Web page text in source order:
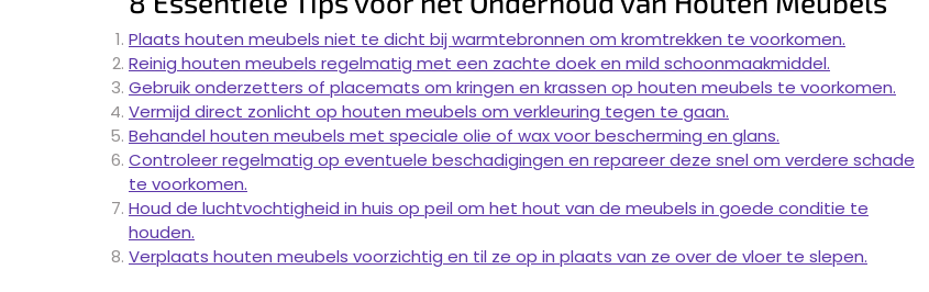
Plaats houten meubels niet te dicht bij warmtebronnen om kromtrekken te voorkomen.
Reinig houten meubels regelmatig met een zachte doek en mild schoonmaakmiddel.
Gebruik onderzetters of placemats om kringen en krassen op houten meubels te voorkomen.
Vermijd direct zonlicht op houten meubels om verkleuring tegen te gaan.
Behandel houten meubels met speciale olie of wax voor bescherming en glans.
Controleer regelmatig op eventuele beschadigingen en repareer deze snel om verdere schade
te voorkomen.
Houd de luchtvochtigheid in huis op peil om het hout van de meubels in goede conditie te
houden.
Verplaats houten meubels voorzichtig en til ze op in plaats van ze over de vloer te slepen.